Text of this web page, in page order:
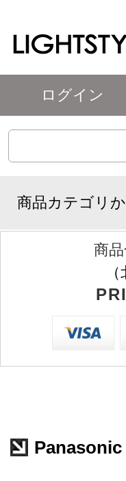
ログイン
商品カテゴリ
商
Panasonic